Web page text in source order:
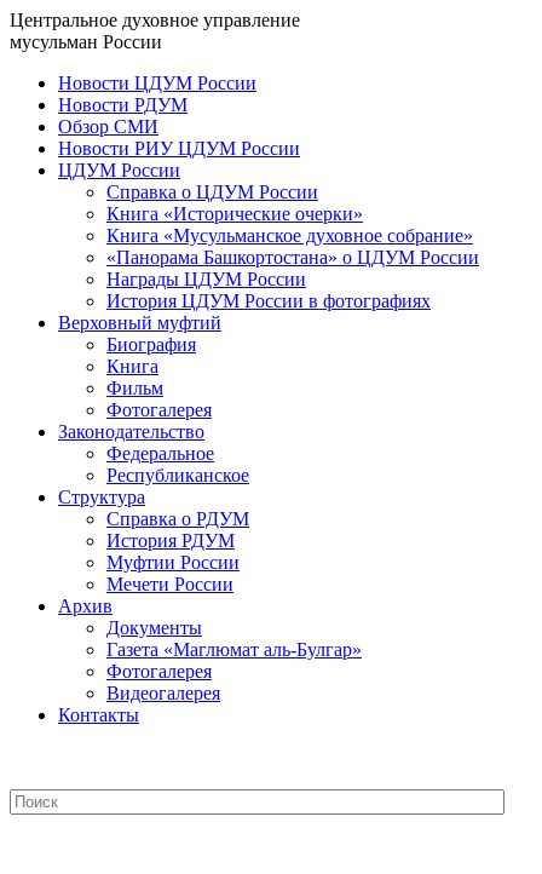
Центральное духовное управление
мусульман России
Новости ЦДУМ России
Новости РДУМ
Обзор СМИ
Новости РИУ ЦДУМ России
ЦДУМ России
Справка о ЦДУМ России
Книга «Исторические очерки»
Книга «Мусульманское духовное собрание»
«Панорама Башкортостана» о ЦДУМ России
Награды ЦДУМ России
История ЦДУМ России в фотографиях
Верховный муфтий
Биография
Книга
Фильм
Фотогалерея
Законодательство
Федеральное
Республиканское
Структура
Справка о РДУМ
История РДУМ
Муфтии России
Мечети России
Архив
Документы
Газета «Маглюмат аль-Булгар»
Фотогалерея
Видеогалерея
Контакты